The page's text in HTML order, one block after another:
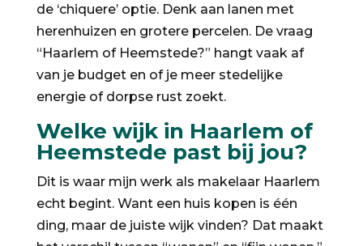
de ‘chiquere’ optie. Denk aan lanen met
herenhuizen en grotere percelen. De vraag
“Haarlem of Heemstede?” hangt vaak af
van je budget en of je meer stedelijke
energie of dorpse rust zoekt.
Welke wijk in Haarlem of
Heemstede past bij jou?
Dit is waar mijn werk als makelaar Haarlem
echt begint. Want een huis kopen is één
ding, maar de juiste wijk vinden? Dat maakt